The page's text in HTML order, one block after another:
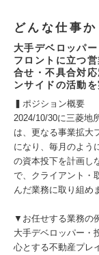
どんな仕事か
大手デベロッパ
フロントに立つ
合せ・不具合対
ンサイドの活動
▍ポジション概要
2024/10/30に三菱地
は、更なる事業拡大
になり、毎月のよう
の資本投下を計画し
で、クライアント・
んだ業務に取り組め
▼お任せする業務の
大手デベロッパー・
心とする不動産プレ